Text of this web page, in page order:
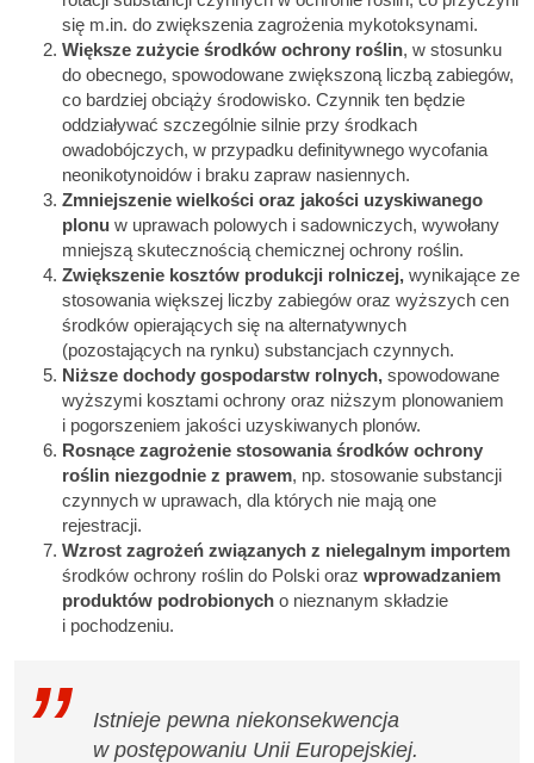
się m.in. do zwiększenia zagrożenia mykotoksynami.
Większe zużycie środków ochrony roślin, w stosunku
do obecnego, spowodowane zwiększoną liczbą zabiegów,
co bardziej obciąży środowisko. Czynnik ten będzie
oddziaływać szczególnie silnie przy środkach
owadobójczych, w przypadku definitywnego wycofania
neonikotynoidów i braku zapraw nasiennych.
Zmniejszenie wielkości oraz jakości uzyskiwanego
plonu w uprawach polowych i sadowniczych, wywołany
mniejszą skutecznością chemicznej ochrony roślin.
Zwiększenie kosztów produkcji rolniczej, wynikające ze
stosowania większej liczby zabiegów oraz wyższych cen
środków opierających się na alternatywnych
(pozostających na rynku) substancjach czynnych.
Niższe dochody gospodarstw rolnych, spowodowane
wyższymi kosztami ochrony oraz niższym plonowaniem
i pogorszeniem jakości uzyskiwanych plonów.
Rosnące zagrożenie stosowania środków ochrony
roślin niezgodnie z prawem, np. stosowanie substancji
czynnych w uprawach, dla których nie mają one
rejestracji.
Wzrost zagrożeń związanych z nielegalnym importem
środków ochrony roślin do Polski oraz wprowadzaniem
produktów podrobionych o nieznanym składzie
i pochodzeniu.
Istnieje pewna niekonsekwencja
w postępowaniu Unii Europejskiej.